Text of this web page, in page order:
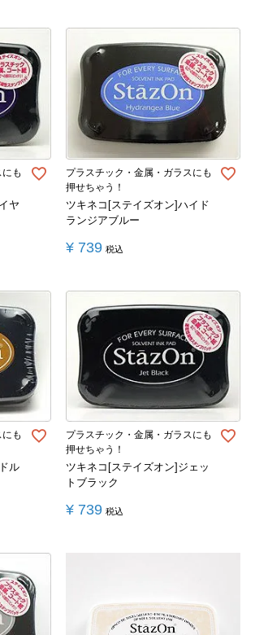
も
ヤ
プラスチック・金属・ガラスにも
押せちゃう！
ツキネコ[ステイズオン]ハイド
ランジアブルー
¥ 739 税込
も
ル
プラスチック・金属・ガラスにも
押せちゃう！
ツキネコ[ステイズオン]ジェッ
トブラック
¥ 739 税込